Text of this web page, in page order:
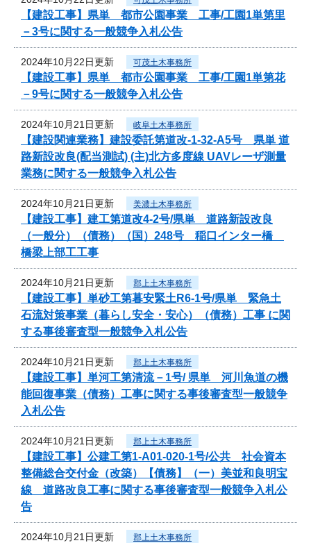
【建設工事】県単 都市公園事業 工事/工園1単第里
－3号に関する一般競争入札公告
2024年10月22日更新 可茂土木事務所
【建設工事】県単 都市公園事業 工事/工園1単第花
－9号に関する一般競争入札公告
2024年10月21日更新 岐阜土木事務所
【建設関連業務】建設委託第道改-1-32-A5号 県単 道
路新設改良(配当測試) (主)北方多度線 UAVレーザ測量
業務に関する一般競争入札公告
2024年10月21日更新 美濃土木事務所
【建設工事】建工第道改4-2号/県単 道路新設改良
（一般分）（債務）（国）248号 稲口インター橋
橋梁上部工工事
2024年10月21日更新 郡上土木事務所
【建設工事】単砂工第暮安緊土R6-1号/県単 緊急土
石流対策事業（暮らし安全・安心）（債務）工事 に関
する事後審査型一般競争入札公告
2024年10月21日更新 郡上土木事務所
【建設工事】単河工第清流－1号/ 県単 河川魚道の機
能回復事業（債務）工事に関する事後審査型一般競争
入札公告
2024年10月21日更新 郡上土木事務所
【建設工事】公建工第1-A01-020-1号/公共 社会資本
整備総合交付金（改築）【債務】（一）美並和良明宝
線 道路改良工事に関する事後審査型一般競争入札公
告
2024年10月21日更新 郡上土木事務所